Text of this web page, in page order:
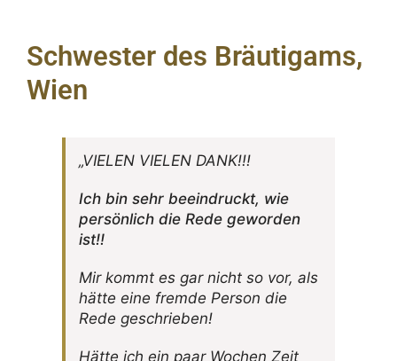
Schwester des Bräutigams,
Wien
„VIELEN VIELEN DANK!!!
Ich bin sehr beein­druckt, wie
persön­lich die Rede geworden
ist!!
Mir kommt es gar nicht so vor, als
hätte eine fremde Person die
Rede geschrieben!
Hätte ich ein paar Wochen Zeit